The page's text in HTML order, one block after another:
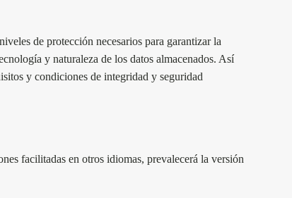
de protección necesarios para garantizar la
y naturaleza de los datos almacenados. Así
y condiciones de integridad y seguridad
facilitadas en otros idiomas, prevalecerá la versión